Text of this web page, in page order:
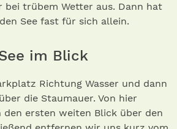
bei trübem Wetter aus. Dann hat
See fast für sich allein.
im Blick
Richtung Wasser und dann
die Staumauer. Von hier
den ersten weiten Blick über den